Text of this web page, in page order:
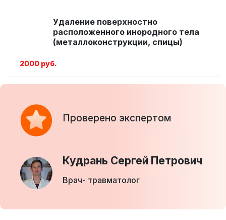
Удаление поверхностно
расположенного инородного тела
(металлоконструкции, спицы)
2000 руб.
Проверено экспертом
Кудрань Сергей Петрович
Врач- травматолог